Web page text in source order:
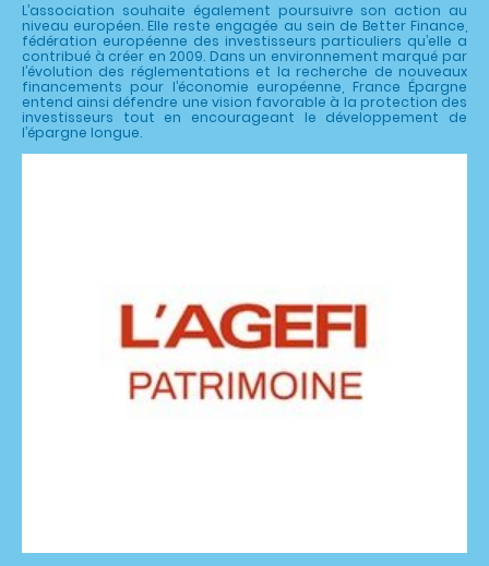
L’association souhaite également poursuivre son action au
niveau européen. Elle reste engagée au sein de Better Finance,
fédération européenne des investisseurs particuliers qu’elle a
contribué à créer en 2009. Dans un environnement marqué par
l’évolution des réglementations et la recherche de nouveaux
financements pour l’économie européenne, France Épargne
entend ainsi défendre une vision favorable à la protection des
investisseurs tout en encourageant le développement de
l’épargne longue.